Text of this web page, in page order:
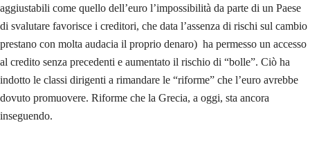
aggiustabili come quello dell’euro l’impossibilità da parte di un Paese
di svalutare favorisce i creditori, che data l’assenza di rischi sul cambio
prestano con molta audacia il proprio denaro) ha permesso un accesso
al credito senza precedenti e aumentato il rischio di “bolle”. Ciò ha
indotto le classi dirigenti a rimandare le “riforme” che l’euro avrebbe
dovuto promuovere. Riforme che la Grecia, a oggi, sta ancora
inseguendo.